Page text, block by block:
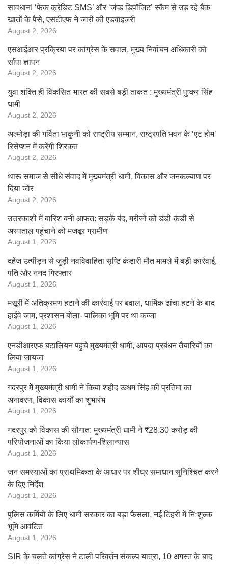
सावधान! ‘फेक क्रेडिट SMS’ और ‘जंप्ड डिपॉजिट’ स्कैम से उड़ रहे बैंक
खातों के पैसे, एसटीएफ ने जारी की एडवाइजरी
August 2, 2026
एसआईआर प्रक्रिया पर कांग्रेस के सवाल, मुख्य निर्वाचन अधिकारी को
सौंपा ज्ञापन
August 2, 2026
युवा शक्ति ही विकसित भारत की सबसे बड़ी ताकत : मुख्यमंत्री पुष्कर सिंह
धामी
August 2, 2026
अल्मोड़ा की गर्विता भाकुनी को राष्ट्रीय सम्मान, राष्ट्रपति भवन के ‘एट होम’
रिसेप्शन में करेंगी शिरकत
August 2, 2026
थारू समाज से सीधे संवाद में मुख्यमंत्री धामी, विकास और जनकल्याण पर
दिया जोर
August 2, 2026
उत्तरकाशी में बारिश बनी आफत: सड़कें बंद, मरीजों को डंडी-कंडी से
अस्पताल पहुंचाने को मजबूर ग्रामीण
August 1, 2026
दहेज उत्पीड़न से जुड़ी नवविवाहिता सृष्टि कंडारी मौत मामले में बड़ी कार्रवाई,
पति और ननद गिरफ्तार
August 1, 2026
मसूरी में अतिक्रमण हटाने की कार्रवाई पर बवाल, धार्मिक ढांचा हटने के बाद
हाईवे जाम, प्रशासन बोला- पालिका भूमि पर था कब्जा
August 1, 2026
एनडीआरएफ बटालियन पहुंचे मुख्यमंत्री धामी, आपदा प्रबंधन तैयारियों का
लिया जायजा
August 1, 2026
गदरपुर में मुख्यमंत्री धामी ने किया शहीद ऊधम सिंह की प्रतिमा का
अनावरण, विकास कार्यों का शुभारंभ
August 1, 2026
गदरपुर को विकास की सौगात: मुख्यमंत्री धामी ने ₹28.30 करोड़ की
परियोजनाओं का किया लोकार्पण-शिलान्यास
August 1, 2026
जन समस्याओं का प्राथमिकता के आधार पर शीघ्र समाधान सुनिश्चित करने
के दिए निर्देश
August 1, 2026
पुलिस कर्मियों के लिए धामी सरकार का बड़ा फैसला, नई टिहरी में निःशुल्क
भूमि आवंटित
August 1, 2026
SIR के चलते कांग्रेस ने टाली परिवर्तन संकल्प यात्रा, 10 अगस्त के बाद